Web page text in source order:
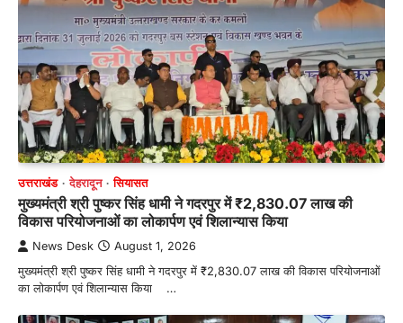
उत्तराखंड देहरादून सियासत
मुख्यमंत्री श्री पुष्कर सिंह धामी ने गदरपुर में ₹2,830.07 लाख की
विकास परियोजनाओं का लोकार्पण एवं शिलान्यास किया
News Desk August 1, 2026
मुख्यमंत्री श्री पुष्कर सिंह धामी ने गदरपुर में ₹2,830.07 लाख की विकास परियोजनाओं
का लोकार्पण एवं शिलान्यास किया …